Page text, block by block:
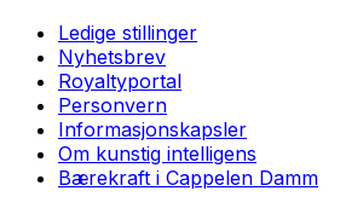
Ledige stillinger
Nyhetsbrev
Royaltyportal
Personvern
Informasjonskapsler
Om kunstig intelligens
Bærekraft i Cappelen Damm